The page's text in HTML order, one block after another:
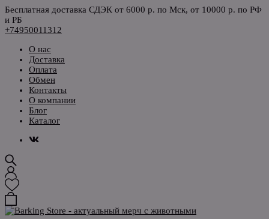
Бесплатная доставка СДЭК от 6000 р. по Мск, от 10000 р. по РФ
и РБ
+74950011312
О нас
Доставка
Оплата
Обмен
Контакты
О компании
Блог
Каталог